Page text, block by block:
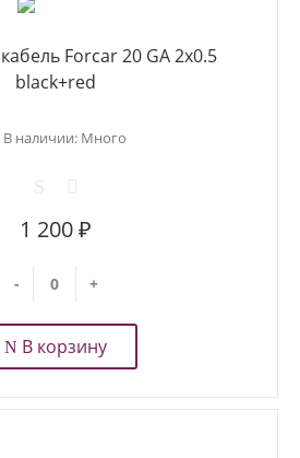
Forcar 20 GA 2x0.5
black+red
В наличии: Много
1 200 ₽
- +
В корзину